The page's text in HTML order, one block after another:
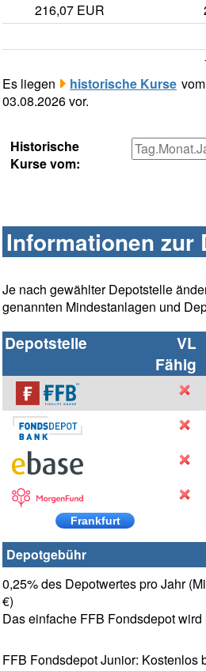
216,07 EUR
Es liegen
historische Kurse
03.08.2026 vor.
Historische
Kurse vom:
Informationen zur
Je nach gewählter Depotstelle
genannten Mindestanlagen und
Depotstelle
VL
Fähig
Frankfurt
Depotgebühr
0,25% des Depotwertes pro Jahr
€)
Das einfache FFB Fondsdepot
FFB Fondsdepot Junior: Kostenlos